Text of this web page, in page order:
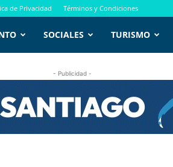
de Privacidad Términos y Condiciones
SOCIALES TURISMO
- Publicidad -